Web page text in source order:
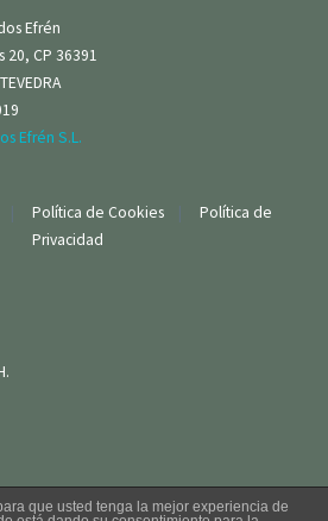
Efrén
20, CP 36391
Efrén S.L.
| Política de Cookies |
Política de
Privacidad
que usted tenga la mejor experiencia de